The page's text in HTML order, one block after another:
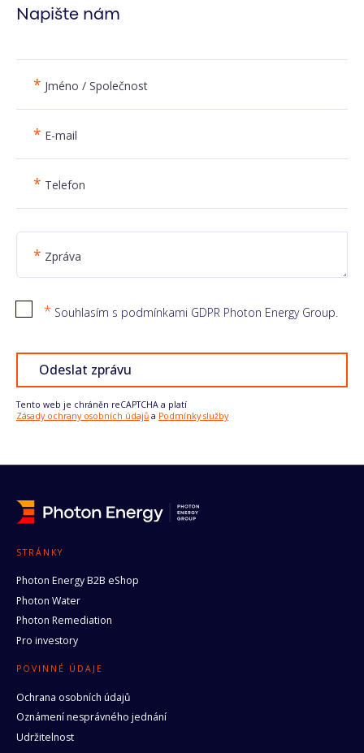
Napište nám
* Jméno / Společnost
* E-mail
* Telefon
* Zpráva
* Souhlasím s podmínkami GDPR Photon Energy Group.
Odeslat zprávu
Tento web je chráněn reCAPTCHA a platí
Zásady ochrany osobních údajů a Podmínky služby
STRÁNKY
Photon Energy B2B eShop
Photon Water
Photon Remediation
Pro investory
POVINNÉ ÚDAJE
Ochrana osobních údajů
Oznámení nesprávného jednání
Udržitelnost